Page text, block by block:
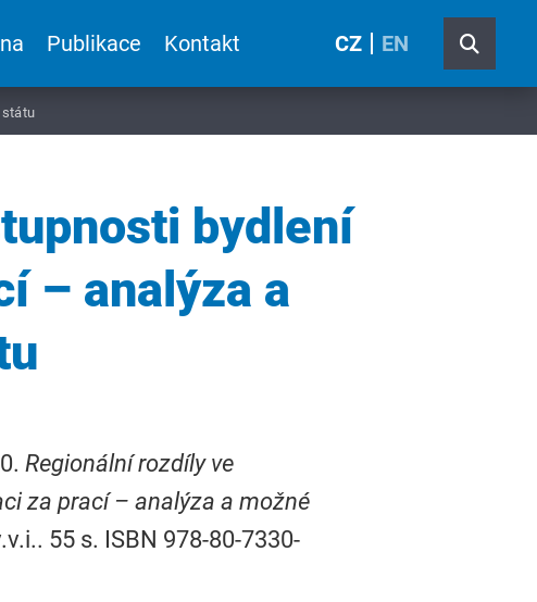
Publikace Kontakt CZ EN
státu
bydlení
– analýza a
Regionální rozdíly ve
za prací – analýza a možné
55 s. ISBN 978-80-7330-